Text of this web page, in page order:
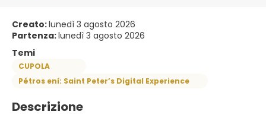
Creato:lunedì 3 agosto 2026
Partenza:lunedì 3 agosto 2026
Temi
CUPOLA
Pétros ení: Saint Peter’s Digital Experience
Descrizione